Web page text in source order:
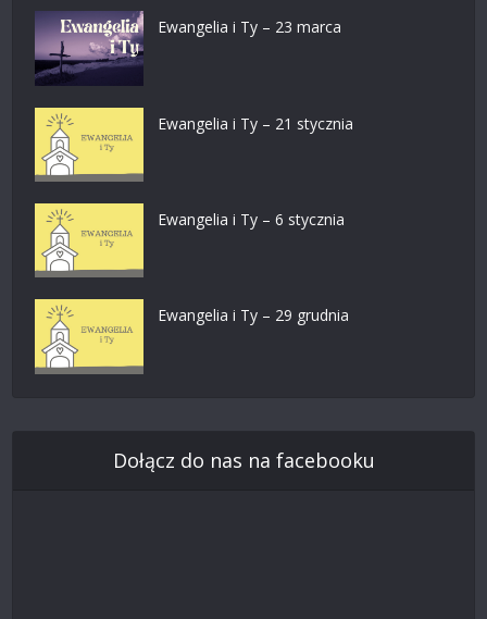
Ewangelia i Ty – 23 marca
Ewangelia i Ty – 21 stycznia
Ewangelia i Ty – 6 stycznia
Ewangelia i Ty – 29 grudnia
Dołącz do nas na facebooku